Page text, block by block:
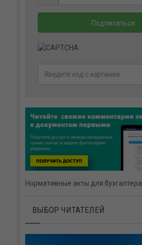
Нормативные акты для бухгалтера
ВЫБОР ЧИТАТЕЛЕЙ